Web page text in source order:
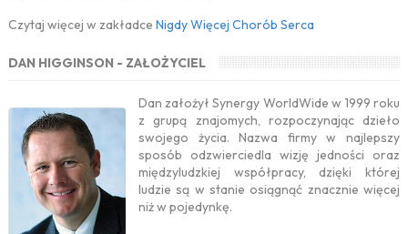
Czytaj więcej w zakładce Nigdy Więcej Chorób Serca
DAN HIGGINSON - ZAŁOŻYCIEL
Dan założył Synergy WorldWide w 1999 roku
z grupą znajomych, rozpoczynając dzieło
swojego życia. Nazwa firmy w najlepszy
sposób odzwierciedla wizję jedności oraz
międzyludzkiej współpracy, dzięki której
ludzie są w stanie osiągnąć znacznie więcej
niż w pojedynkę.